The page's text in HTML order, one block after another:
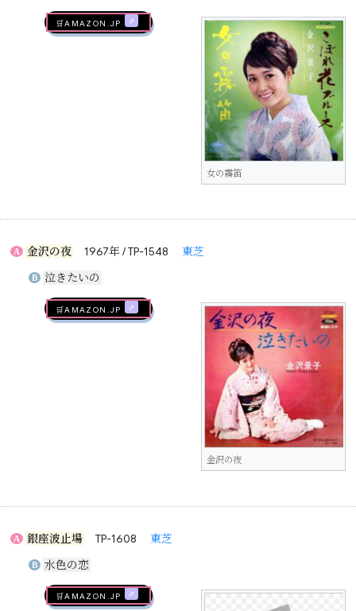
女の霧笛
🛒AMAZON.jp
A 金沢の夜 1967年 / TP-1548 東芝
B 泣きたいの
金沢の夜
🛒AMAZON.jp
A 銀座波止場 TP-1608 東芝
B 水色の恋
🛒AMAZON.jp